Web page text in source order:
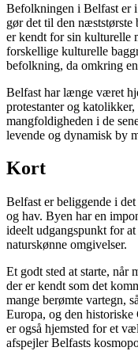
Befolkningen i Belfast er
gør det til den
er kendt for sin kulturelle
forskellige kulturelle
befolkning, da omkring
Belfast har længe været
protestanter og
mangfoldigheden i de
levende og dynamisk by
Kort
Belfast er beliggende i
og hav. Byen har en
ideelt udgangspunkt for
naturskønne omgivelser.
Et godt sted at starte, når
der er kendt som det
mange berømte vartegn,
Europa, og den
er også hjemsted for et
afspejler Belfasts